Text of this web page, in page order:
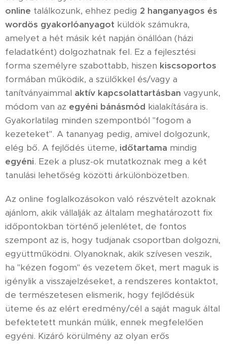
online találkozunk, ehhez pedig 2 hanganyagos és
wordös gyakorlóanyagot küldök számukra,
amelyet a hét másik két napján önállóan (házi
feladatként) dolgozhatnak fel. Ez a fejlesztési
forma személyre szabottabb, hiszen kiscsoportos
formában működik, a szülőkkel és/vagy a
tanítványaimmal aktív kapcsolattartásban vagyunk,
módom van az egyéni bánásmód kialakítására is.
Gyakorlatilag minden szempontból "fogom a
kezeteket". A tananyag pedig, amivel dolgozunk,
elég bő. A fejlődés üteme, időtartama mindig
egyéni. Ezek a plusz-ok mutatkoznak meg a két
tanulási lehetőség közötti árkülönbözetben.
Az online foglalkozásokon való részvételt azoknak
ajánlom, akik vállalják az általam meghatározott fix
időpontokban történő jelenlétet, de fontos
szempont az is, hogy tudjanak csoportban dolgozni,
együttműködni. Olyanoknak, akik szívesen veszik,
ha "kézen fogom" és vezetem őket, mert maguk is
igénylik a visszajelzéseket, a rendszeres kontaktot,
de természetesen elismerik, hogy fejlődésük
üteme és az elért eredmény/cél a saját maguk által
befektetett munkán múlik, ennek megfelelően
egyéni. Kizáró körülmény az olyan erős